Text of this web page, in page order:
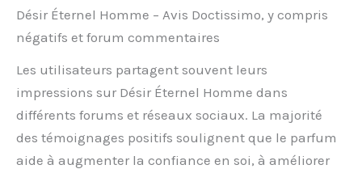
Désir Éternel Homme – Avis Doctissimo, y compris
négatifs et forum commentaires
Les utilisateurs partagent souvent leurs
impressions sur Désir Éternel Homme dans
différents forums et réseaux sociaux. La majorité
des témoignages positifs soulignent que le parfum
aide à augmenter la confiance en soi, à améliorer